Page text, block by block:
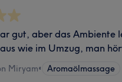
gut, aber das Ambiente
wie im Umzug, man
Miryam• Aromaölmassage